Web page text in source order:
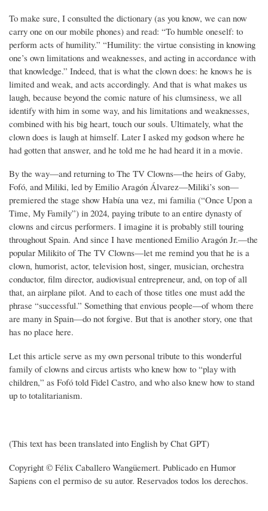
To make sure, I consulted the dictionary (as you know, we can now
carry one on our mobile phones) and read: “To humble oneself: to
perform acts of humility.” “Humility: the virtue consisting in knowing
one’s own limitations and weaknesses, and acting in accordance with
that knowledge.” Indeed, that is what the clown does: he knows he is
limited and weak, and acts accordingly. And that is what makes us
laugh, because beyond the comic nature of his clumsiness, we all
identify with him in some way, and his limitations and weaknesses,
combined with his big heart, touch our souls. Ultimately, what the
clown does is laugh at himself. Later I asked my godson where he
had gotten that answer, and he told me he had heard it in a movie.
By the way—and returning to The TV Clowns—the heirs of Gaby,
Fofó, and Miliki, led by Emilio Aragón Álvarez—Miliki’s son—
premiered the stage show Había una vez, mi familia (“Once Upon a
Time, My Family”) in 2024, paying tribute to an entire dynasty of
clowns and circus performers. I imagine it is probably still touring
throughout Spain. And since I have mentioned Emilio Aragón Jr.—the
popular Milikito of The TV Clowns—let me remind you that he is a
clown, humorist, actor, television host, singer, musician, orchestra
conductor, film director, audiovisual entrepreneur, and, on top of all
that, an airplane pilot. And to each of those titles one must add the
phrase “successful.” Something that envious people—of whom there
are many in Spain—do not forgive. But that is another story, one that
has no place here.
Let this article serve as my own personal tribute to this wonderful
family of clowns and circus artists who knew how to “play with
children,” as Fofó told Fidel Castro, and who also knew how to stand
up to totalitarianism.
(This text has been translated into English by Chat GPT)
Copyright © Félix Caballero Wangüemert. Publicado en Humor
Sapiens con el permiso de su autor. Reservados todos los derechos.